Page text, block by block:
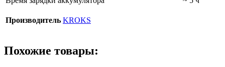
Производитель KROKS
Похожие товары: